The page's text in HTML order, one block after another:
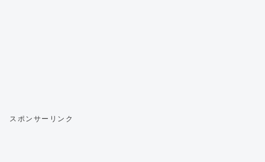
スポンサーリンク